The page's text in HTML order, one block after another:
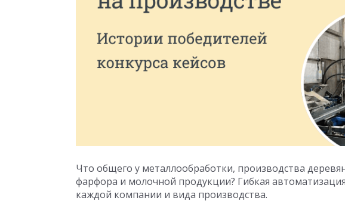
Что общего у металлообработки, производства
фарфора и молочной продукции? Гибкая
каждой компании и вида производства.